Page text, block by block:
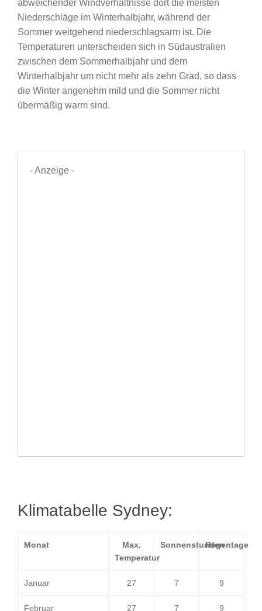
abweichender Windverhältnisse dort die meisten
Niederschläge im Winterhalbjahr, während der
Sommer weitgehend niederschlagsarm ist. Die
Temperaturen unterscheiden sich in Südaustralien
zwischen dem Sommerhalbjahr und dem
Winterhalbjahr um nicht mehr als zehn Grad, so dass
die Winter angenehm mild und die Sommer nicht
übermäßig warm sind.
- Anzeige -
Klimatabelle Sydney:
Monat
Max.
Temperatur
SonnenstundenRegentage
Januar 27 7 9
Februar 27 7 9